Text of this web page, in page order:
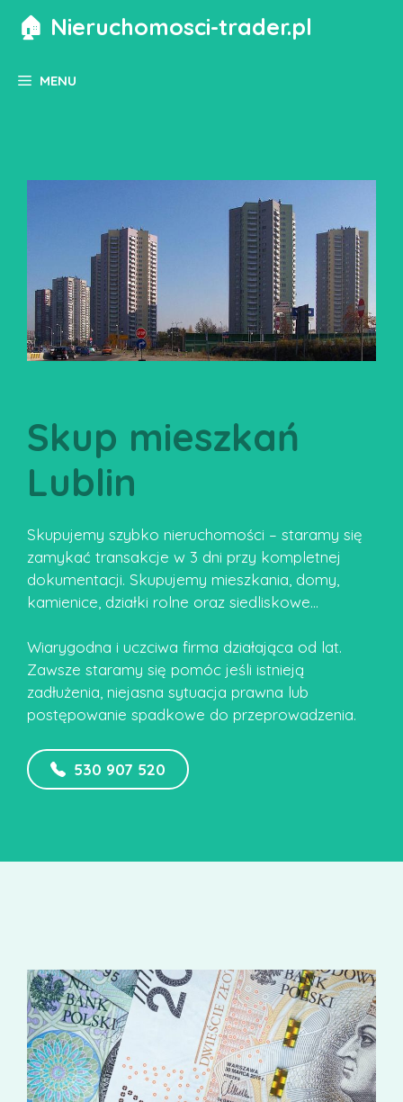
Przejdź
🏠 Nieruchomosci-trader.pl
MENU
Skup mieszkań
Lublin
Skupujemy szybko nieruchomości – staramy się
zamykać transakcje w 3 dni przy kompletnej
dokumentacji. Skupujemy mieszkania, domy,
kamienice, działki rolne oraz siedliskowe…
Wiarygodna i uczciwa firma działająca od lat.
Zawsze staramy się pomóc jeśli istnieją
zadłużenia, niejasna sytuacja prawna lub
postępowanie spadkowe do przeprowadzenia.
530 907 520